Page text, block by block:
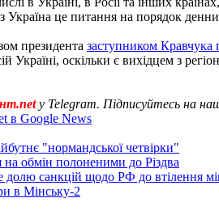
Україна це питання на порядок
президента заступником Кравчука
Україні, оскільки є вихідцем з
у Telegram. Підписуйтесь на
в Google News
"нормандської четвірки"
обмін полоненими до Різдва
санкцій щодо РФ до втілення
в Мінську-2